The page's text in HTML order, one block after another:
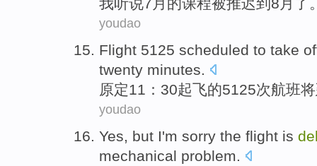
我听说7月 的课程被推迟到 8月 了
youdao
Flight 5125 scheduled to take
twenty minutes.
原定11：30起飞的5125次航班将
youdao
Yes, but I'm sorry the flight is
mechanical problem.